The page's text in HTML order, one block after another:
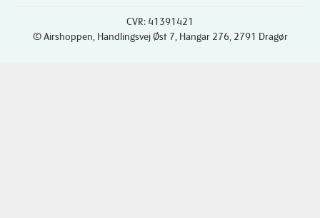
CVR: 41391421
© Airshoppen , Handlingsvej Øst 7, Hangar 276, 2791 Dragør